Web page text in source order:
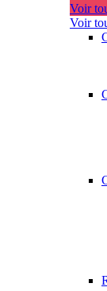
Voir
Voir